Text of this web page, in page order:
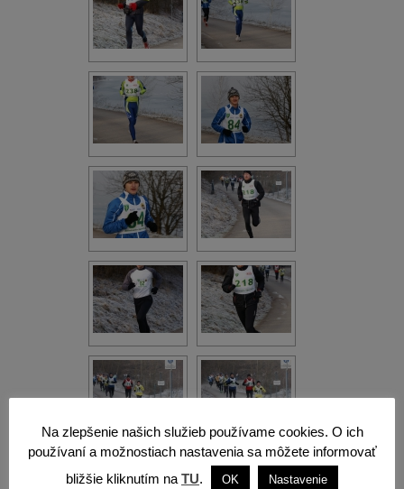
Na zlepšenie našich služieb používame cookies. O ich
používaní a možnostiach nastavenia sa môžete informovať
bližšie kliknutím na TU. OK Nastavenie